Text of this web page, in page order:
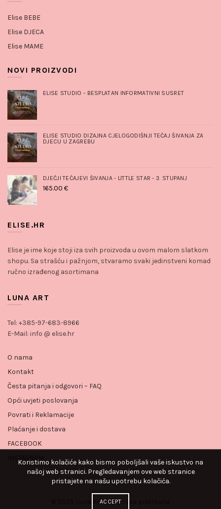
Elise BEBE
Elise DJECA
Elise MAME
NOVI PROIZVODI
ELISE STUDIO - BESPLATAN INFORMATIVNI SUSRET
ELISE STUDIO DIZAJNA CJELOGODIŠNJI TEČAJ ŠIVANJA ZA
DJECU U ZAGREBU
DJEČJI TEČAJEVI ŠIVANJA - LITTLE STAR - 3. STUPANJ
165.00 €
ELISE.HR
Elise je ime koje stoji iza svih proizvoda u ovom malom slatkom
shopu. Sa strašću i pažnjom, stvaramo svaki jedinstveni komad
ručno izrađenog asortimana
LUNA ART
Tel: +385-97-683-8966
E-Mail: info @ elise.hr
O nama
Kontakt
Česta pitanja i odgovori – FAQ
Opći uvjeti poslovanja
Povrati i Reklamacije
Plaćanje i dostava
FACEBOOK
INSTAGRAM
© 2025 Luna Art. sva prava pridržana
Koristimo kolačiće kako bismo poboljšali vaše iskustvo na
našoj web stranici. Pregledavanjem ove web stranice
pristajete na našu upotrebu kolačića.
ACCEPT